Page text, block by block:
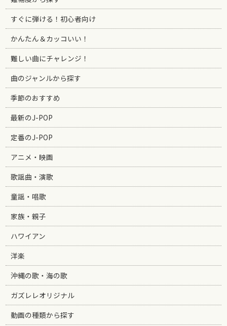
すぐに弾ける！初心者向け
かんたん＆カッコいい！
難しい曲にチャレンジ！
曲のジャンルから探す
季節のおすすめ
最新のJ-POP
定番のJ-POP
アニメ・映画
歌謡曲・演歌
童謡・唱歌
家族・親子
ハワイアン
洋楽
沖縄の歌・海の歌
ガズレレオリジナル
動画の種類から探す